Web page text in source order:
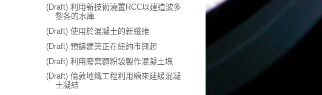
(Draft) 利用新技術澆置RCC以建造波多
黎各的水庫
(Draft) 使用於混凝土的新纖維
(Draft) 預鑄建築正在紐約市興起
(Draft) 利用廢棄麵粉袋製作混凝土塊
(Draft) 倫敦地鐵工程利用糖來延緩混凝
土凝結